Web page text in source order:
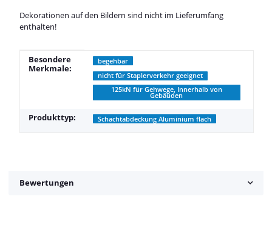
Dekorationen auf den Bildern sind nicht im Lieferumfang
enthalten!
Produkteigenschaft
Wert
Besondere
Merkmale:
begehbar
nicht für Staplerverkehr geeignet
125kN für Gehwege, Innerhalb von
Gebäuden
Produkttyp: Schachtabdeckung Aluminium flach
Bewertungen